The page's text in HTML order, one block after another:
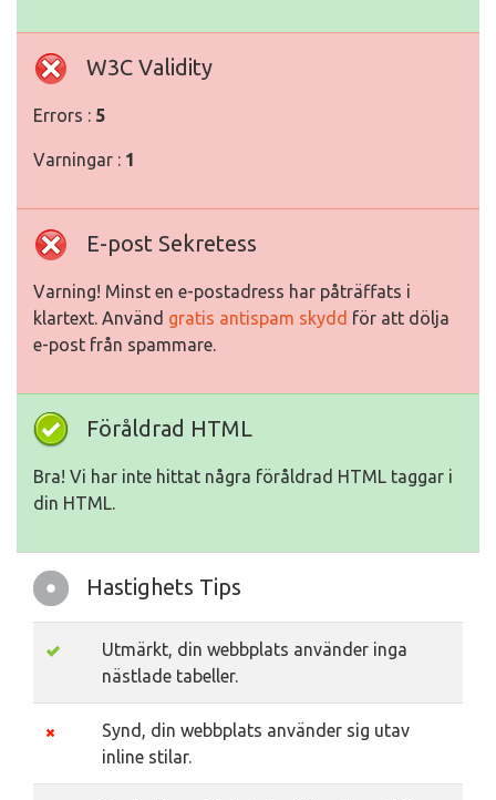
W3C Validity
Errors : 5
Varningar : 1
E-post Sekretess
Varning! Minst en e-postadress har påträffats i
klartext. Använd gratis antispam skydd för att dölja
e-post från spammare.
Föråldrad HTML
Bra! Vi har inte hittat några föråldrad HTML taggar i
din HTML.
Hastighets Tips
Utmärkt, din webbplats använder inga
nästlade tabeller.
Synd, din webbplats använder sig utav
inline stilar.